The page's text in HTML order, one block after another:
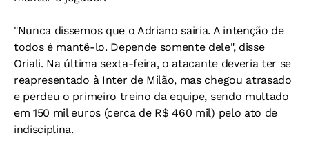
"Nunca dissemos que o Adriano sairia. A intenção de
todos é mantê-lo. Depende somente dele", disse
Oriali. Na última sexta-feira, o atacante deveria ter se
reapresentado à Inter de Milão, mas chegou atrasado
e perdeu o primeiro treino da equipe, sendo multado
em 150 mil euros (cerca de R$ 460 mil) pelo ato de
indisciplina.